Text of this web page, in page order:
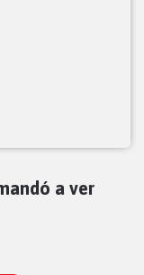
a ver